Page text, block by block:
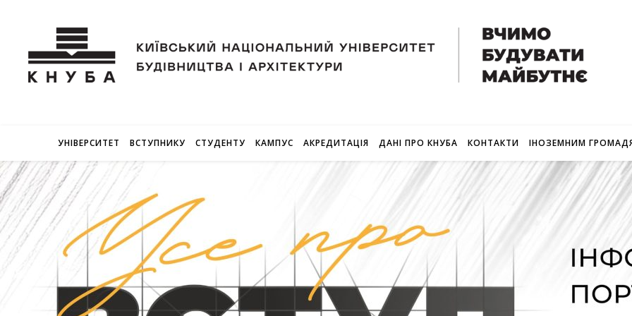
УНІВЕРСИТЕТ ВСТУПНИКУ СТУДЕНТУ КАМПУС АКРЕДИТАЦІЯ ДАНІ ПРО КНУБА КОНТАКТИ ІНОЗЕМНИМ